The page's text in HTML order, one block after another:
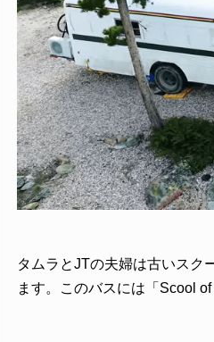
タムラとJTの夫婦は古いスク
ます。このバスには「Scool